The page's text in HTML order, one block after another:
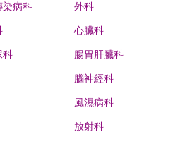
染病科 外科
心臟科
科 腸胃肝臟科
腦神經科
風濕病科
放射科